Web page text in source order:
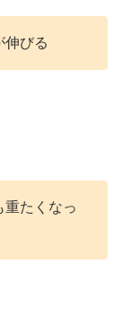
伸びる
重たくなっ